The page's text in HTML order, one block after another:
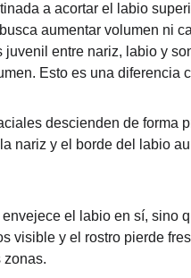
a acortar el labio
aumentar volumen ni
juvenil entre nariz, labio y
Esto es una
descienden de forma
nariz y el borde del labio
el labio en sí, sino
visible y el rostro pierde
zonas.